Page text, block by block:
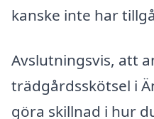
kanske inte har
Avslutningsvis, att
trädgårdsskötsel i
göra skillnad i hur